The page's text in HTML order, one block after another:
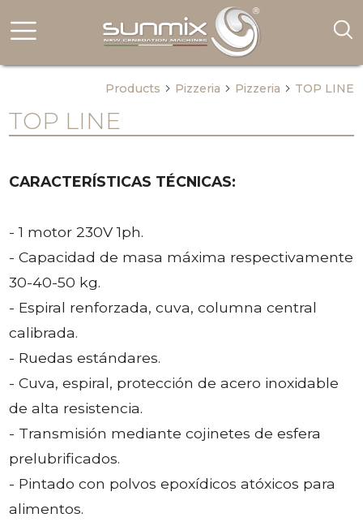
Products arrow_forward_ios Pizzeria arrow_forward_ios Pizzeria arrow_forward_ios TOP LINE
TOP LINE
CARACTERÍSTICAS TÉCNICAS:
- 1 motor 230V 1ph.
- Capacidad de masa máxima respectivamente
30-40-50 kg.
- Espiral renforzada, cuva, columna central
calibrada.
- Ruedas estándares.
- Cuva, espiral, protección de acero inoxidable
de alta resistencia.
- Transmisión mediante cojinetes de esfera
prelubrificados.
- Pintado con polvos epoxídicos atóxicos para
alimentos.